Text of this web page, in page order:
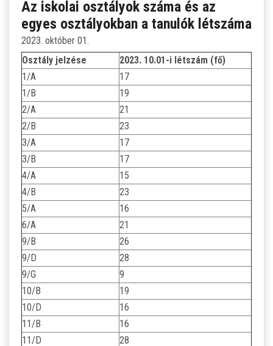
Az iskolai osztályok száma és az
egyes osztályokban a tanulók létszáma
2023. október 01.
Osztály jelzése
2023. 10.01-i létszám (fő)
1/A
17
1/B
19
2/A
21
2/B
23
3/A
17
3/B
17
4/A
15
4/B
23
5/A
16
6/A
21
9/B
26
9/D
28
9/G
9
10/B
19
10/D
16
11/B
16
11/D
28